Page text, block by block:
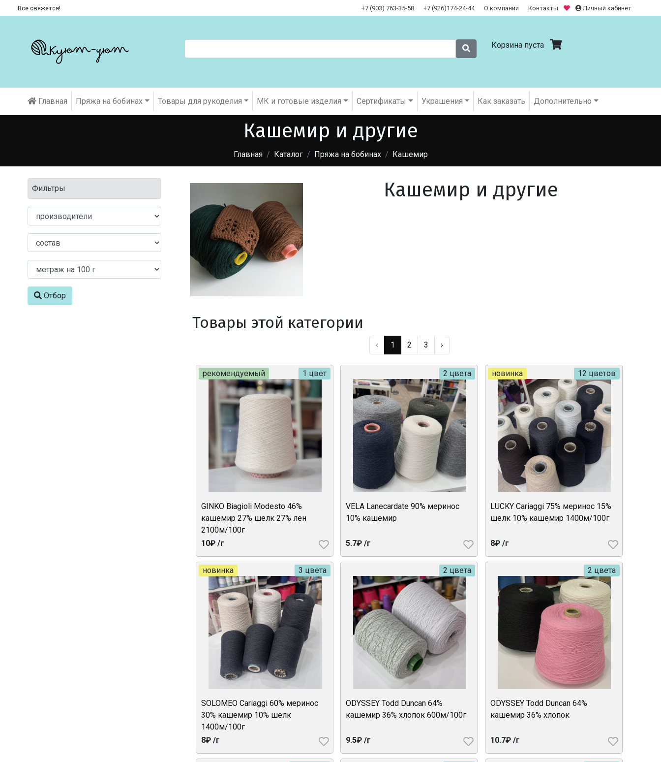
Все свяжется! +7 (903) 763-35-58 +7 (926)174-24-44 О компании Контакты Личный кабинет
Корзина пуста
Главная Пряжа на бобинах Товары для рукоделия МК и готовые изделия Cертификаты Украшения Как заказать Дополнительно
Кашемир и другие
Главная Каталог Пряжа на бобинах Кашемир
Фильтры
Отбор
Кашемир и другие
Товары этой категории
‹ 1 2 3 ›
GINKO Biagioli Modesto 46%
кашемир 27% шелк 27% лен
2100м/100г
10₽ /г
рекомендуемый 1 цвет
VELA Lanecardate 90% меринос
10% кашемир
5.7₽ /г
2 цвета
LUCKY Cariaggi 75% меринос 15%
шелк 10% кашемир 1400м/100г
8₽ /г
новинка 12 цветов
SOLOMEO Cariaggi 60% меринос
30% кашемир 10% шелк
1400м/100г
8₽ /г
новинка 3 цвета
ODYSSEY Todd Duncan 64%
кашемир 36% хлопок 600м/100г
9.5₽ /г
2 цвета
ODYSSEY Todd Duncan 64%
кашемир 36% хлопок
10.7₽ /г
2 цвета